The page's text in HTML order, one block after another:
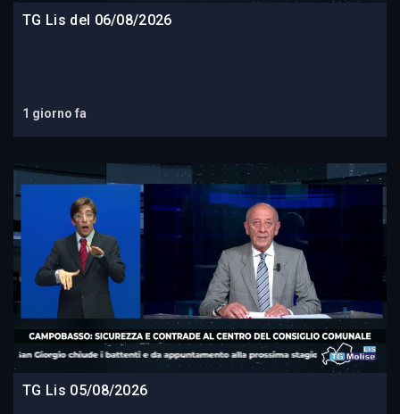
TG Lis del 06/08/2026
1 giorno fa
TG Lis 05/08/2026